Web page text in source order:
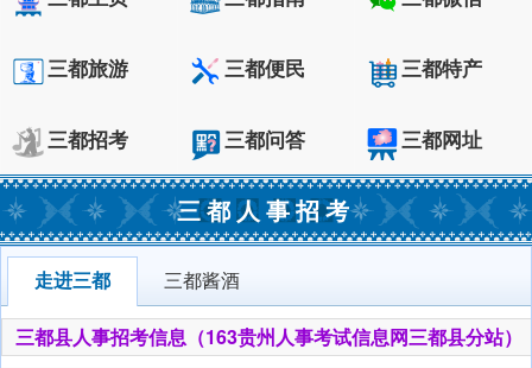
三都旅游 三都便民 三都特产
三都招考 三都问答 三都网址
三都人事招考
走进三都 三都酱酒
三都县人事招考信息（163贵州人事考试信息网三都县分站）